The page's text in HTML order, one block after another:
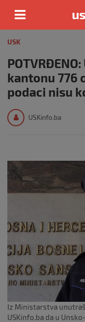
content
USK
kantonu 776
podaci nisu
USKinfo.ba
Iz Ministarstva
USKinfo.ba da u